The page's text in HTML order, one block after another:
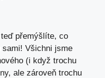
přemýšlíte, co
Všichni jsme
(i když trochu
ale zároveň trochu